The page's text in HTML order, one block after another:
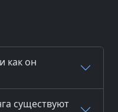
как он
существуют